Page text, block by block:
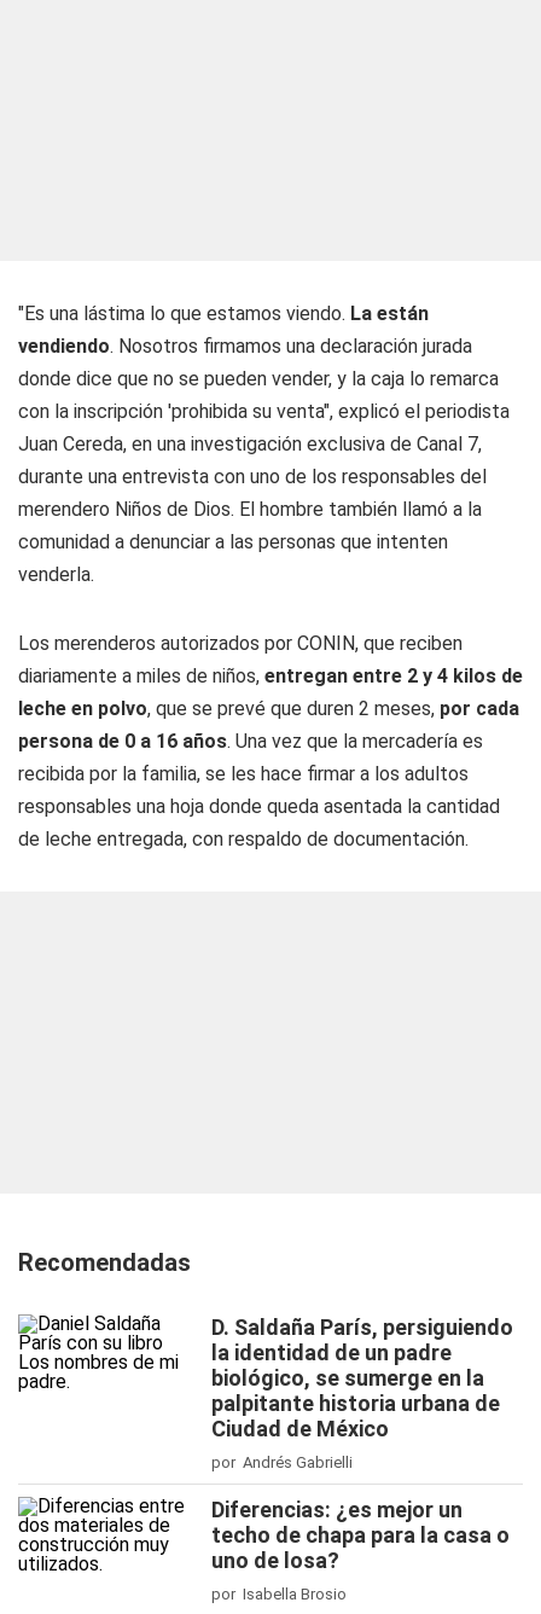
"Es una lástima lo que estamos viendo. La están
vendiendo. Nosotros firmamos una declaración jurada
donde dice que no se pueden vender, y la caja lo remarca
con la inscripción 'prohibida su venta", explicó el periodista
Juan Cereda, en una investigación exclusiva de Canal 7,
durante una entrevista con uno de los responsables del
merendero Niños de Dios. El hombre también llamó a la
comunidad a denunciar a las personas que intenten
venderla.
Los merenderos autorizados por CONIN, que reciben
diariamente a miles de niños, entregan entre 2 y 4 kilos de
leche en polvo, que se prevé que duren 2 meses, por cada
persona de 0 a 16 años. Una vez que la mercadería es
recibida por la familia, se les hace firmar a los adultos
responsables una hoja donde queda asentada la cantidad
de leche entregada, con respaldo de documentación.
Recomendadas
D. Saldaña París, persiguiendo
la identidad de un padre
biológico, se sumerge en la
palpitante historia urbana de
Ciudad de México
por Andrés Gabrielli
Diferencias: ¿es mejor un
techo de chapa para la casa o
uno de losa?
por Isabella Brosio